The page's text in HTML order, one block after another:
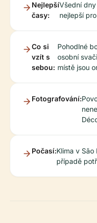
Nejlepší
časy:
Všední
nejlepší
Co si
vzít s
sebou:
Pohodlné
osobní
místě jsou
Fotografování:
Počasí:Klima v
případě